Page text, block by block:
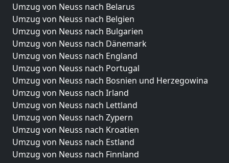
Umzug von Neuss nach Belarus
Umzug von Neuss nach Belgien
Umzug von Neuss nach Bulgarien
Umzug von Neuss nach Dänemark
Umzug von Neuss nach England
Umzug von Neuss nach Portugal
Umzug von Neuss nach Bosnien und Herzegowina
Umzug von Neuss nach Irland
Umzug von Neuss nach Lettland
Umzug von Neuss nach Zypern
Umzug von Neuss nach Kroatien
Umzug von Neuss nach Estland
Umzug von Neuss nach Finnland